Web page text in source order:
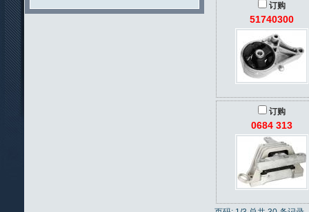
订购
51740300
订购
0684 313